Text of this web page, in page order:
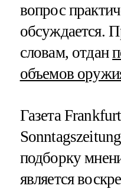
вопрос
обсуждается.
словам, отдан
объемов
Газета
подборку
является